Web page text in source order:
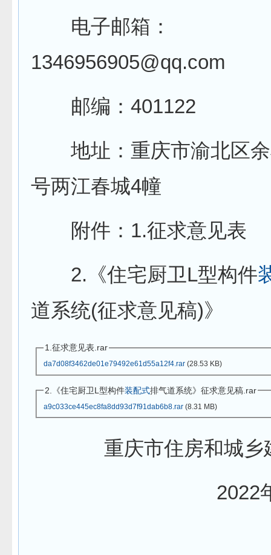
电子邮箱：
1346956905@qq.com
邮编：401122
地址：重庆市渝北区余
号两江春城4幢
附件：1.征求意见表
2.《住宅厨卫L型构件
道系统(征求意见稿)》
1.征求意见表.rar
da7d08f3462de01e79492e61d55a12f4.rar(28.53 KB)
2.《住宅厨卫L型构件装配式排气道系统》征求意见稿.rar
a9c033ce445ec8fa8dd93d7f91dab6b8.rar(8.31 MB)
重庆市住房和城乡
2022年